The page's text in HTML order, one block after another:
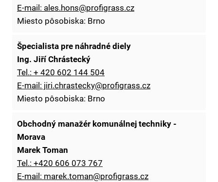
E-mail: ales.hons@profigrass.cz
Miesto pôsobiska: Brno
Špecialista pre náhradné diely
Ing. Jiří Chrástecký
Tel.: + 420 602 144 504
E-mail: jiri.chrastecky@profigrass.cz
Miesto pôsobiska: Brno
Obchodný manažér komunálnej techniky -
Morava
Marek Toman
Tel.: +420 606 073 767
E-mail: marek.toman@profigrass.cz